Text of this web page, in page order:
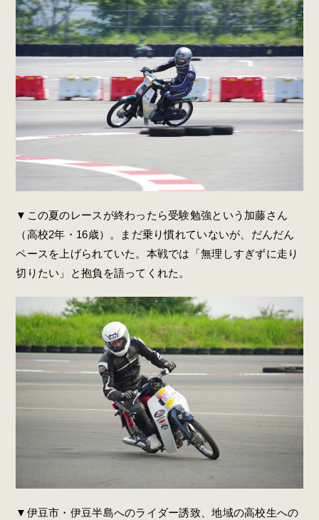
▼この夏のレースが終わったら受験勉強という加藤さん
（高校2年・16歳）。まだ乗り慣れていないが、だんだん
ペースを上げられていた。本戦では「無理しすぎずに走り
切りたい」と抱負を語ってくれた。
▼伊豆市・伊豆半島へのライダー誘致、地域の高校生への